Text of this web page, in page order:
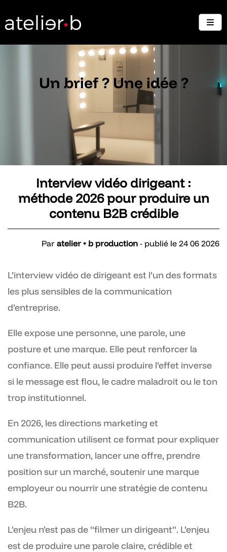
Un brief ? Une idée ?
On vous écoute
Interview vidéo dirigeant :
méthode 2026 pour produire un
contenu B2B crédible
Par atelier • b production - publié le 24 06 2026
L’interview vidéo de dirigeant est l’un des formats
les plus sensibles de la communication
d’entreprise.
Elle expose une personne, une parole, une
posture et une marque. Elle peut renforcer la
confiance. Elle peut aussi produire l’effet inverse
si le message est flou, le cadre maladroit ou le ton
trop institutionnel.
En 2026, les directions marketing et
communication utilisent ce format pour expliquer
une transformation, lancer une offre, prendre
position sur un marché, soutenir une marque
employeur ou nourrir une stratégie de contenu
B2B.
L’enjeu n’est pas de “filmer un dirigeant”. L’enjeu
est de produire une parole claire, crédible et